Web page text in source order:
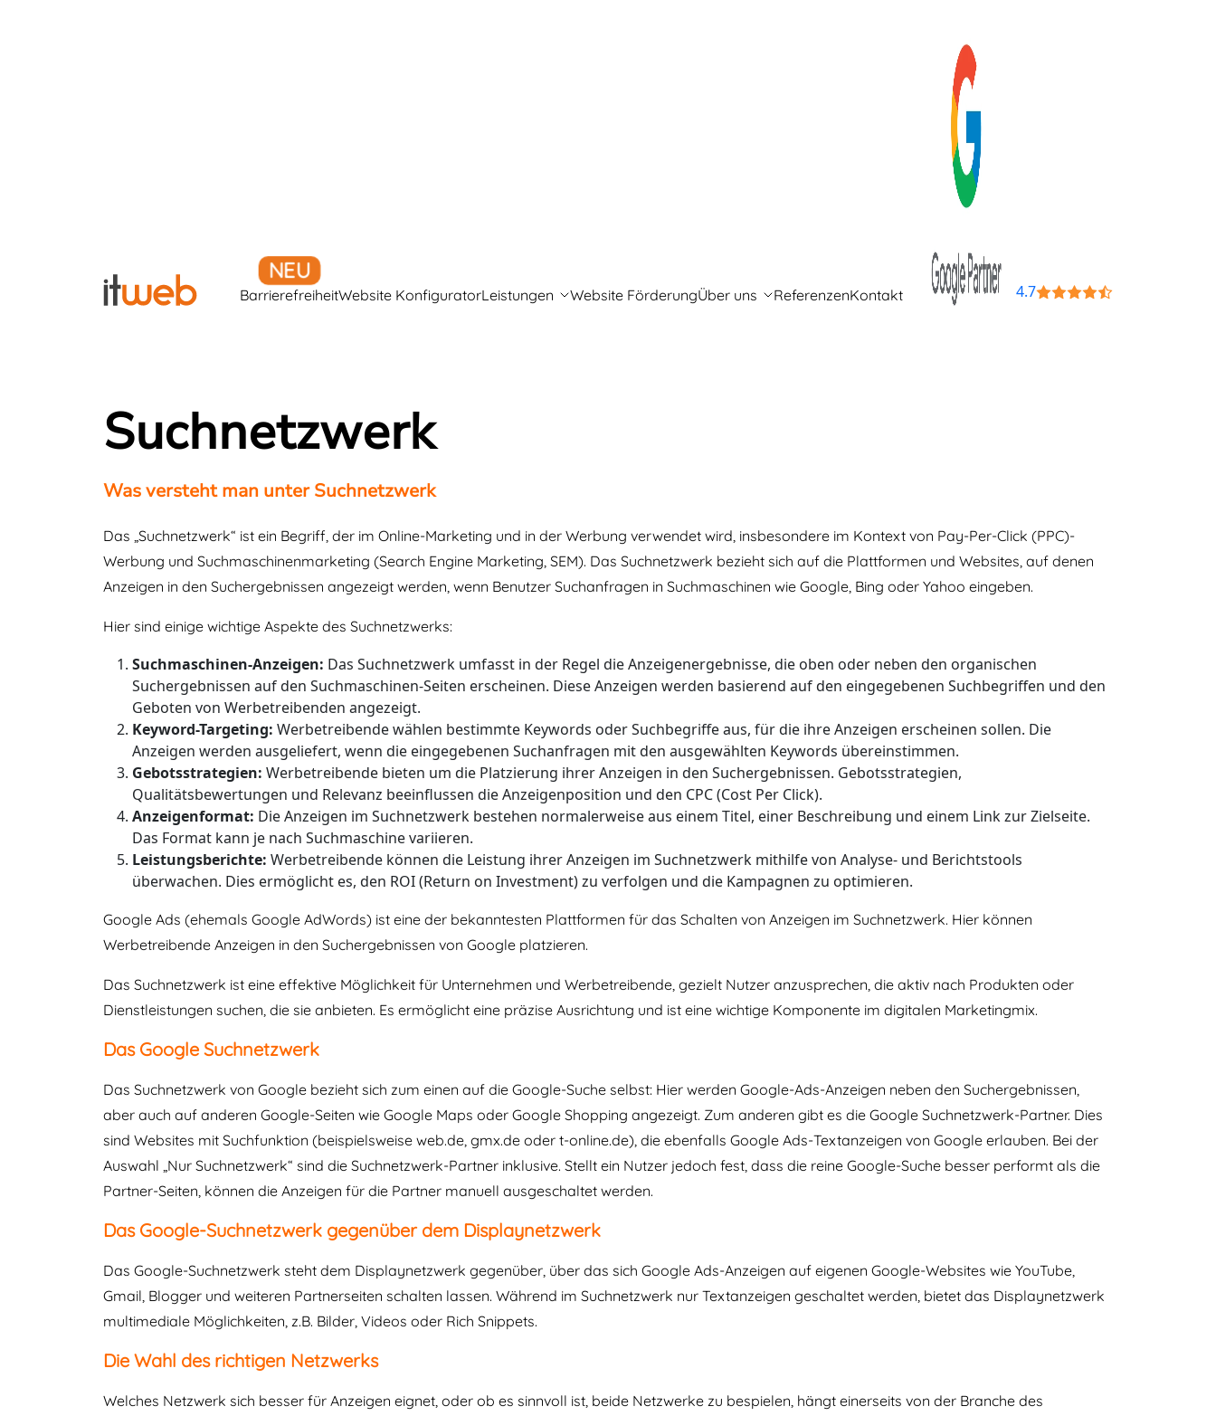
BarrierefreiheitWebsite KonfiguratorLeistungen Website FörderungÜber uns ReferenzenKontakt 4.7
Suchnetzwerk
Was versteht man unter Suchnetzwerk
Das „Suchnetzwerk“ ist ein Begriff, der im Online-Marketing und in der Werbung verwendet wird, insbesondere im Kontext von Pay-Per-Click (PPC)-
Werbung und Suchmaschinenmarketing (Search Engine Marketing, SEM). Das Suchnetzwerk bezieht sich auf die Plattformen und Websites, auf denen
Anzeigen in den Suchergebnissen angezeigt werden, wenn Benutzer Suchanfragen in Suchmaschinen wie Google, Bing oder Yahoo eingeben.
Hier sind einige wichtige Aspekte des Suchnetzwerks:
Suchmaschinen-Anzeigen: Das Suchnetzwerk umfasst in der Regel die Anzeigenergebnisse, die oben oder neben den organischen
Suchergebnissen auf den Suchmaschinen-Seiten erscheinen. Diese Anzeigen werden basierend auf den eingegebenen Suchbegriffen und den
Geboten von Werbetreibenden angezeigt.
Keyword-Targeting: Werbetreibende wählen bestimmte Keywords oder Suchbegriffe aus, für die ihre Anzeigen erscheinen sollen. Die
Anzeigen werden ausgeliefert, wenn die eingegebenen Suchanfragen mit den ausgewählten Keywords übereinstimmen.
Gebotsstrategien: Werbetreibende bieten um die Platzierung ihrer Anzeigen in den Suchergebnissen. Gebotsstrategien,
Qualitätsbewertungen und Relevanz beeinflussen die Anzeigenposition und den CPC (Cost Per Click).
Anzeigenformat: Die Anzeigen im Suchnetzwerk bestehen normalerweise aus einem Titel, einer Beschreibung und einem Link zur Zielseite.
Das Format kann je nach Suchmaschine variieren.
Leistungsberichte: Werbetreibende können die Leistung ihrer Anzeigen im Suchnetzwerk mithilfe von Analyse- und Berichtstools
überwachen. Dies ermöglicht es, den ROI (Return on Investment) zu verfolgen und die Kampagnen zu optimieren.
Google Ads (ehemals Google AdWords) ist eine der bekanntesten Plattformen für das Schalten von Anzeigen im Suchnetzwerk. Hier können
Werbetreibende Anzeigen in den Suchergebnissen von Google platzieren.
Das Suchnetzwerk ist eine effektive Möglichkeit für Unternehmen und Werbetreibende, gezielt Nutzer anzusprechen, die aktiv nach Produkten oder
Dienstleistungen suchen, die sie anbieten. Es ermöglicht eine präzise Ausrichtung und ist eine wichtige Komponente im digitalen Marketingmix.
Das Google Suchnetzwerk
Das Suchnetzwerk von Google bezieht sich zum einen auf die Google-Suche selbst: Hier werden Google-Ads-Anzeigen neben den Suchergebnissen,
aber auch auf anderen Google-Seiten wie Google Maps oder Google Shopping angezeigt. Zum anderen gibt es die Google Suchnetzwerk-Partner. Dies
sind Websites mit Suchfunktion (beispielsweise web.de, gmx.de oder t-online.de), die ebenfalls Google Ads-Textanzeigen von Google erlauben. Bei der
Auswahl „Nur Suchnetzwerk“ sind die Suchnetzwerk-Partner inklusive. Stellt ein Nutzer jedoch fest, dass die reine Google-Suche besser performt als die
Partner-Seiten, können die Anzeigen für die Partner manuell ausgeschaltet werden.
Das Google-Suchnetzwerk gegenüber dem Displaynetzwerk
Das Google-Suchnetzwerk steht dem Displaynetzwerk gegenüber, über das sich Google Ads-Anzeigen auf eigenen Google-Websites wie YouTube,
Gmail, Blogger und weiteren Partnerseiten schalten lassen. Während im Suchnetzwerk nur Textanzeigen geschaltet werden, bietet das Displaynetzwerk
multimediale Möglichkeiten, z.B. Bilder, Videos oder Rich Snippets.
Die Wahl des richtigen Netzwerks
Welches Netzwerk sich besser für Anzeigen eignet, oder ob es sinnvoll ist, beide Netzwerke zu bespielen, hängt einerseits von der Branche des